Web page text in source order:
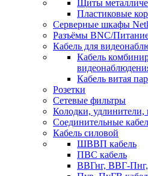
Щиты
Пластиковые
Серверные шкафы
Разъёмы BNC/
Кабель для
Кабель
Кабель витая
Розетки
Сетевые фильтры
Колодки, удлинители,
Соединительные
Кабель силовой
ШВВП кабель
ПВС кабель
ВВГнг, ВВГ-